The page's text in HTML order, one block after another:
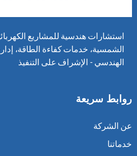
استشارات هندسية للمشاريع
الشمسية، خدمات كفاءة الطاقة،
الهندسي - الإشراف على التنفيذ
روابط سريعة
عن الشركة
خدماتنا